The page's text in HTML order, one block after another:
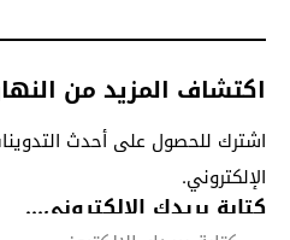
اكتشاف المزيد من
اشترك للحصول على أحدث
الإلكتروني.
كتابة بريدك الإلكتروني...